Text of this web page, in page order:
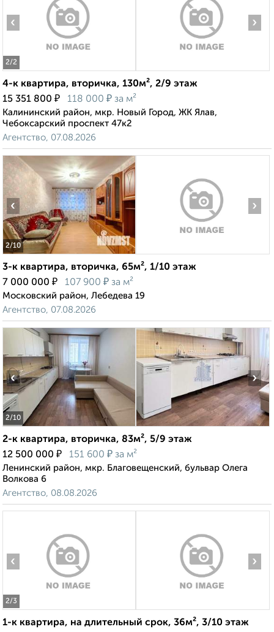
2/2
‹ ›
4-к квартира, вторичка, 130м², 2/9 этаж
15 351 800 ₽ 118 000 ₽ за м²
Калининский район, мкр. Новый Город, ЖК Ялав,
Чебоксарский проспект 47к2
Агентство, 07.08.2026
2/10
‹ ›
3-к квартира, вторичка, 65м², 1/10 этаж
7 000 000 ₽ 107 900 ₽ за м²
Московский район, Лебедева 19
Агентство, 07.08.2026
2/10
‹ ›
2-к квартира, вторичка, 83м², 5/9 этаж
12 500 000 ₽ 151 600 ₽ за м²
Ленинский район, мкр. Благовещенский, бульвар Олега
Волкова 6
Агентство, 08.08.2026
2/3
‹ ›
1-к квартира, на длительный срок, 36м², 3/10 этаж